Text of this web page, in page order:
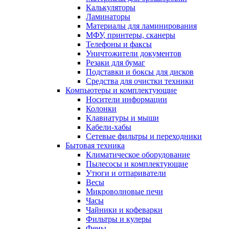
Калькуляторы
Ламинаторы
Материалы для ламинирования
МФУ, принтеры, сканеры
Телефоны и факсы
Уничтожители документов
Резаки для бумаг
Подставки и боксы для дисков
Средства для очистки техники
Компьютеры и комплектующие
Носители информации
Колонки
Клавиатуры и мыши
Кабели-хабы
Сетевые фильтры и переходники
Бытовая техника
Климатическое оборудование
Пылесосы и комплектующие
Утюги и отпариватели
Весы
Микроволновые печи
Часы
Чайники и кофеварки
Фильтры и кулеры